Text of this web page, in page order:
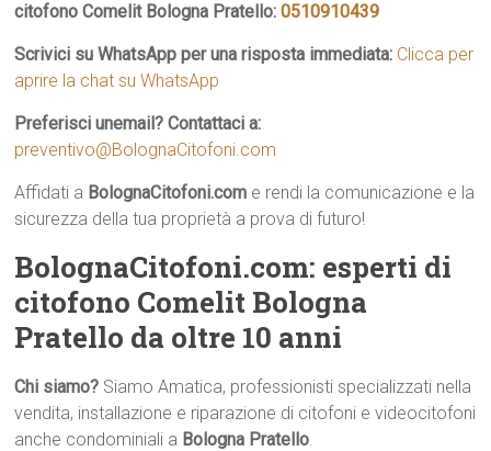
citofono Comelit Bologna Pratello:0510910439
Scrivici su WhatsApp per una risposta immediata: Clicca per
aprire la chat su WhatsApp
Preferisci unemail? Contattaci a:
preventivo@BolognaCitofoni.com
Affidati a BolognaCitofoni.com e rendi la comunicazione e la
sicurezza della tua proprietà a prova di futuro!
BolognaCitofoni.com: esperti di
citofono Comelit Bologna
Pratello da oltre 10 anni
Chi siamo? Siamo Amatica, professionisti specializzati nella
vendita, installazione e riparazione di citofoni e videocitofoni
anche condominiali a Bologna Pratello.